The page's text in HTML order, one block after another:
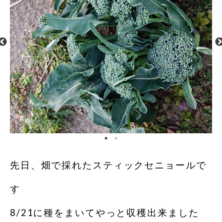
先日、畑で採れたスティックセニョールで
す
8/21に種をまいてやっと収穫出来ました